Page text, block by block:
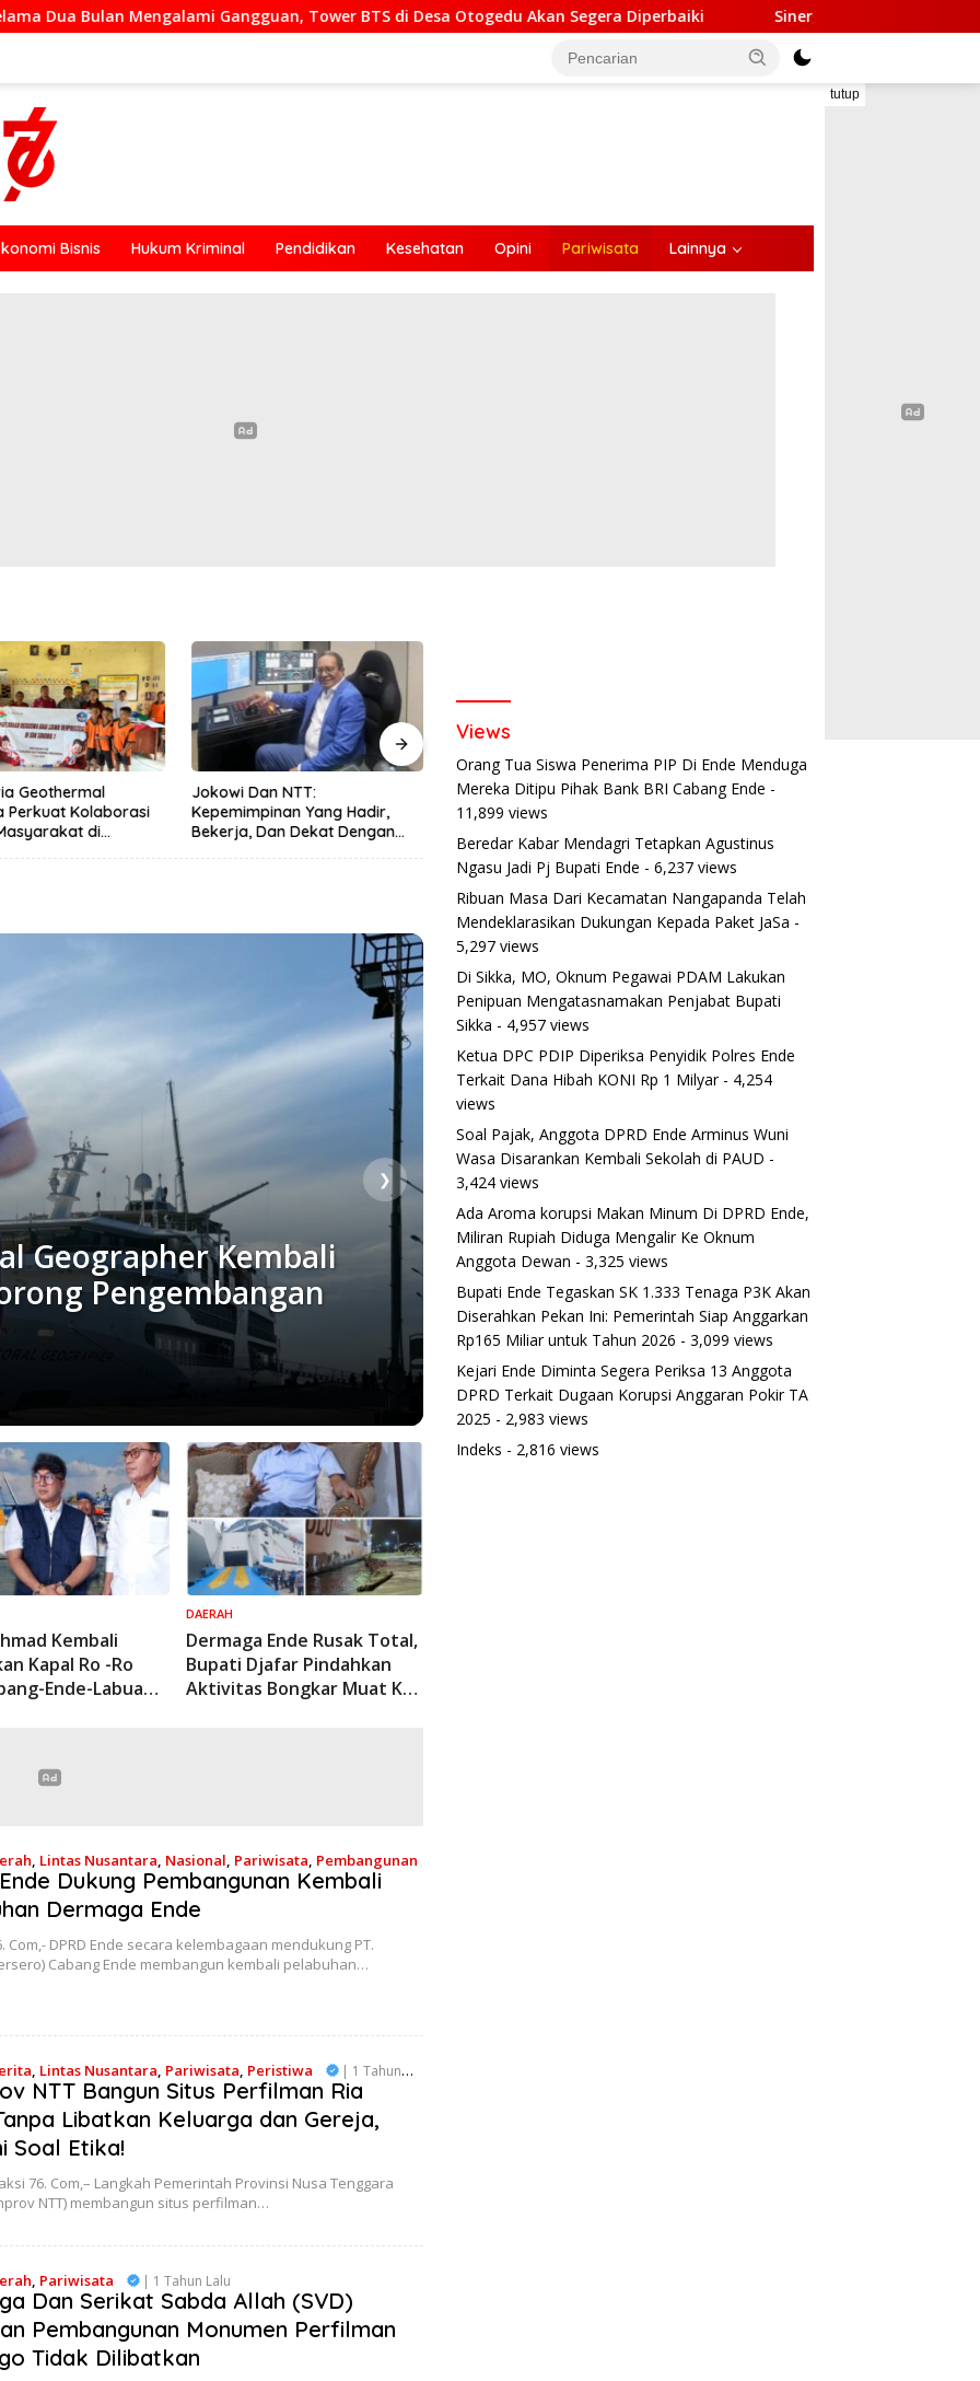
Gangguan, Tower BTS di Desa Otogedu Akan Segera Diperbaiki Sinergi Lintas Sektor, Satlantas Polres Ende
tutup
Bisnis Hukum Kriminal Pendidikan Kesehatan Opini Pariwisata Lainnya
Geothermal
Perkuat Kolaborasi
di
Jokowi Dan NTT:
Kepemimpinan Yang Hadir,
Bekerja, Dan Dekat Dengan
Satlantas Polres Ende Edukasi
Pengguna Jalan, Tekankan
Lewat Pendekatan Humanis
Dukung Peningkatan Produksi
Empat untuk Kelompok Tani di
Nduaria
Geographer Kembali
Pengembangan
BERITA
Peduli Terhadap Korban Banjir
Mauponggo, Pelindo Regional 3
Bantuan Kemanusiaan
20 September 2025
❯
Kembali
Kapal Ro -Ro
Ende-Labuan
DAERAH
Dermaga Ende Rusak Total,
Bupati Djafar Pindahkan
Aktivitas Bongkar Muat Ke
Lintas Nusantara Nasional Pariwisata Pembangunan
Lalu
Dukung Pembangunan Kembali
Dermaga Ende
Com,- DPRD Ende secara kelembagaan mendukung PT.
Cabang Ende membangun kembali pelabuhan…
Lintas Nusantara Pariwisata Peristiwa
| 1 Tahun
NTT Bangun Situs Perfilman Ria
Libatkan Keluarga dan Gereja,
Soal Etika!
76. Com,– Langkah Pemerintah Provinsi Nusa Tenggara
NTT) membangun situs perfilman…
Pariwisata | 1 Tahun Lalu
Dan Serikat Sabda Allah (SVD)
Pembangunan Monumen Perfilman
Tidak Dilibatkan
Views
Orang Tua Siswa Penerima PIP Di Ende Menduga
Mereka Ditipu Pihak Bank BRI Cabang Ende -
11,899 views
Beredar Kabar Mendagri Tetapkan Agustinus
Ngasu Jadi Pj Bupati Ende - 6,237 views
Ribuan Masa Dari Kecamatan Nangapanda Telah
Mendeklarasikan Dukungan Kepada Paket JaSa -
5,297 views
Di Sikka, MO, Oknum Pegawai PDAM Lakukan
Penipuan Mengatasnamakan Penjabat Bupati
Sikka - 4,957 views
Ketua DPC PDIP Diperiksa Penyidik Polres Ende
Terkait Dana Hibah KONI Rp 1 Milyar- 4,254
views
Soal Pajak, Anggota DPRD Ende Arminus Wuni
Wasa Disarankan Kembali Sekolah di PAUD -
3,424 views
Ada Aroma korupsi Makan Minum Di DPRD Ende,
Miliran Rupiah Diduga Mengalir Ke Oknum
Anggota Dewan - 3,325 views
Bupati Ende Tegaskan SK 1.333 Tenaga P3K Akan
Diserahkan Pekan Ini: Pemerintah Siap Anggarkan
Rp165 Miliar untuk Tahun 2026 - 3,099 views
Kejari Ende Diminta Segera Periksa 13 Anggota
DPRD Terkait Dugaan Korupsi Anggaran Pokir TA
2025 - 2,983 views
Indeks - 2,816 views